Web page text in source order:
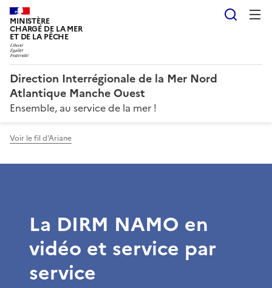
MINISTÈRE
CHARGÉ DE LA MER
ET DE LA PÊCHE
Direction Interrégionale de la Mer Nord
Atlantique Manche Ouest
Ensemble, au service de la mer !
Voir le fil d'Ariane
La DIRM NAMO en
vidéo et service par
service